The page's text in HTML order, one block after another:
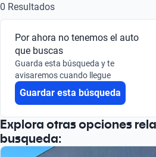
Busca por marca
Busca por modelo
Busca por versión
0 Resultados
Por ahora no tenemos el auto
que buscas
Guarda esta búsqueda y te
avisaremos cuando llegue
Guardar esta búsqueda
Explora otras opciones
busqueda: